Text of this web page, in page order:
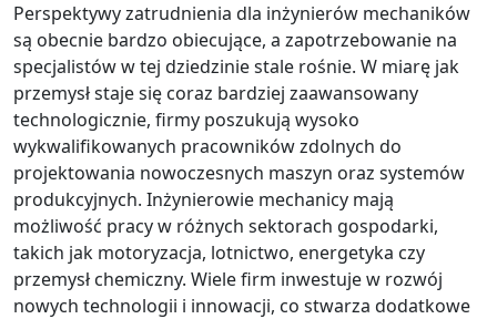
Perspektywy zatrudnienia dla inżynierów mechaników
są obecnie bardzo obiecujące, a zapotrzebowanie na
specjalistów w tej dziedzinie stale rośnie. W miarę jak
przemysł staje się coraz bardziej zaawansowany
technologicznie, firmy poszukują wysoko
wykwalifikowanych pracowników zdolnych do
projektowania nowoczesnych maszyn oraz systemów
produkcyjnych. Inżynierowie mechanicy mają
możliwość pracy w różnych sektorach gospodarki,
takich jak motoryzacja, lotnictwo, energetyka czy
przemysł chemiczny. Wiele firm inwestuje w rozwój
nowych technologii i innowacji, co stwarza dodatkowe